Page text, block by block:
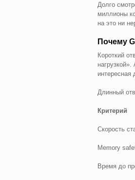
Долго
миллионы
на это ни
Почему
Короткий
интересная
Длинный
Критерий
Скорость
Memory
Время до